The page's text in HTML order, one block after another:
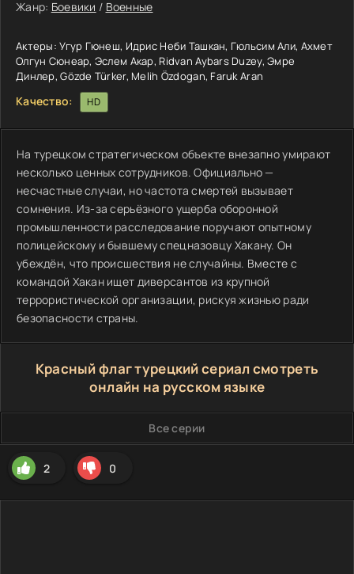
Жанр: Боевики / Военные
Актеры: Угур Гюнеш, Идрис Неби Ташкан, Гюльсим Али, Ахмет
Олгун Сюнеар, Эслем Акар, Ridvan Aybars Duzey, Эмре
Динлер, Gözde Türker, Melih Özdogan, Faruk Aran
Качество: HD
На турецком стратегическом объекте внезапно умирают
несколько ценных сотрудников. Официально —
несчастные случаи, но частота смертей вызывает
сомнения. Из-за серьёзного ущерба оборонной
промышленности расследование поручают опытному
полицейскому и бывшему спецназовцу Хакану. Он
убеждён, что происшествия не случайны. Вместе с
командой Хакан ищет диверсантов из крупной
террористической организации, рискуя жизнью ради
безопасности страны.
Красный флаг турецкий сериал смотреть
онлайн на русском языке
Все серии
2 0